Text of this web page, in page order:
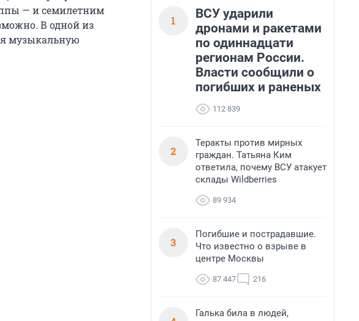
— и семилетним
В одной из
музыкальную
1
ВСУ ударили
дронами и ракетами
по одиннадцати
регионам России.
Власти сообщили о
погибших и раненых
112 839
2
Теракты против мирных
граждан. Татьяна Ким
ответила, почему ВСУ атакует
склады Wildberries
89 934
3
Погибшие и пострадавшие.
Что известно о взрыве в
центре Москвы
87 447 216
Галька била в людей,